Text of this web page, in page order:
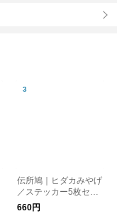
伝所鳩｜ヒダカみやげ
／ステッカー5枚セッ
ト／勝手に日高町のお
みやげシリーズ【ゆう
660円